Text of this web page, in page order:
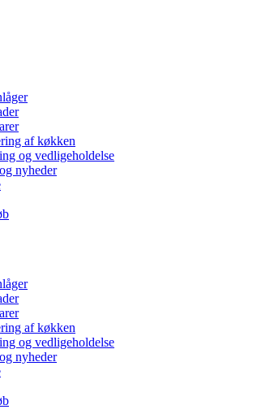
af køkken
og vedligeholdelse
nyheder
af køkken
og vedligeholdelse
nyheder